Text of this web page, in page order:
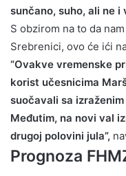
sunčano, suho, ali ne i
S obzirom na to da
Srebrenici, ovo će ići
“Ovakve vremenske
korist učesnicima
suočavali sa
Međutim, na novi val
drugoj polovini jula”,
Prognoza